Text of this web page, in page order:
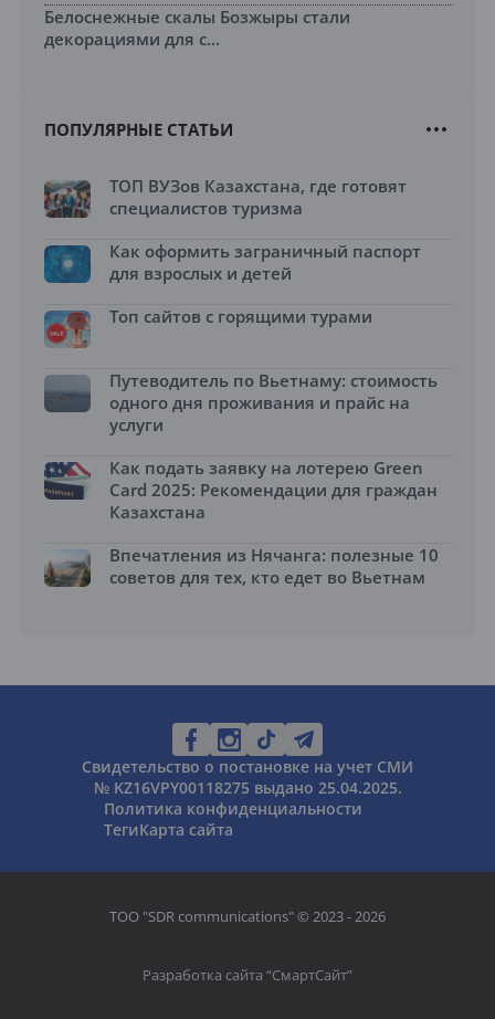
Белоснежные скалы Бозжыры стали
декорациями для с...
ПОПУЛЯРНЫЕ СТАТЬИ
ТОП ВУЗов Казахстана, где готовят
специалистов туризма
Как оформить заграничный паспорт
для взрослых и детей
Топ сайтов с горящими турами
Путеводитель по Вьетнаму: стоимость
одного дня проживания и прайс на
услуги
Как подать заявку на лотерею Green
Card 2025: Рекомендации для граждан
Казахстана
Впечатления из Нячанга: полезные 10
советов для тех, кто едет во Вьетнам
Свидетельство о постановке на учет СМИ
№ KZ16VPY00118275 выдано 25.04.2025.
Политика конфиденциальности
ТегиКарта сайта
ТОО "SDR communications" © 2023 - 2026
Разработка сайта “СмартСайт”